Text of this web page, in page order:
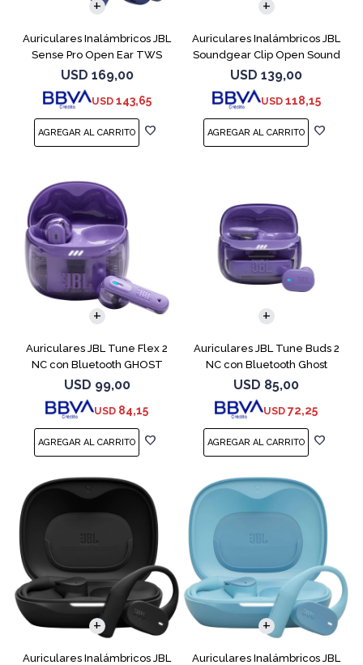
Auriculares Inalámbricos JBL
Sense Pro Open Ear TWS
Azul
USD 169,00
USD 143,65
Auriculares Inalámbricos JBL
Soundgear Clip Open Sound
Negro
USD 139,00
USD 118,15
Auriculares JBL Tune Flex 2
NC con Bluetooth GHOST
EDITION
USD 99,00
USD 84,15
Auriculares JBL Tune Buds 2
NC con Bluetooth Ghost
USD 85,00
USD 72,25
Auriculares Inalámbricos JBL
Auriculares Inalámbricos JBL